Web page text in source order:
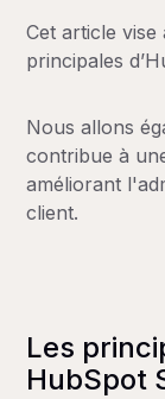
Cet article
principales
Nous allons
contribue à
améliorant
client.
Les
HubSpot